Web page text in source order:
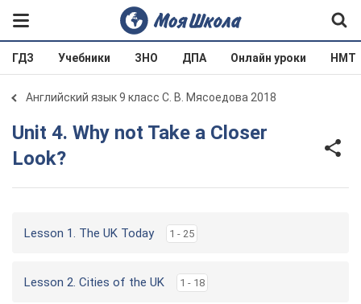
ГДЗ Учебники ЗНО ДПА Онлайн уроки НМТ
Английский язык 9 класс С. В. Мясоедова 2018
Unit 4. Why not Take a Closer
Look?
Lesson 1. The UK Today 1 - 25
Lesson 2. Cities of the UK 1 - 18